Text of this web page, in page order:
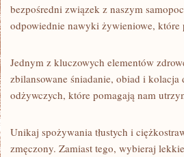
bezpośredni związek z‍ naszym
odpowiednie⁤ nawyki żywieniowe, które
Jednym z kluczowych elementów
zbilansowane śniadanie, obiad⁢ i
odżywczych, które pomagają nam
Unikaj spożywania tłustych ​i
zmęczony. Zamiast tego, wybieraj